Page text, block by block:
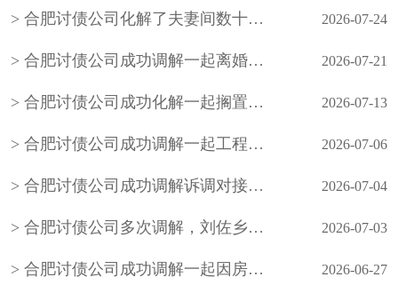
合肥讨债公司化解了夫妻间数十年的积怨，也让老年夫妻懂得包容与沟通的重要性，用柔性调解守护晚年婚姻温情 2026-07-24
合肥讨债公司成功调解一起离婚案件，原告起诉要求与被告离婚并要求被告返还彩礼1万元 2026-07-21
合肥讨债公司成功化解一起搁置九年的邻里民间借贷积案，以法理相融的柔性调解 2026-07-13
合肥讨债公司成功调解一起工程材料买卖合同欠款 2026-07-06
合肥讨债公司成功调解诉调对接、整合多方力量化解小额网络知识产权纠纷 2026-07-04
合肥讨债公司多次调解，刘佐乡梅花屋村陈某与刘佐乡段窑社区刘某握手言和，双方签订人民调解协议书，一起因务工引起的事故纠纷案结事了 2026-07-03
合肥讨债公司成功调解一起因房屋买卖合同引发的民间借贷纠纷，既保障了当事人的合法权益，也避免当事人陷入冗长的诉讼程序，更从根源上化解了矛盾 2026-06-27